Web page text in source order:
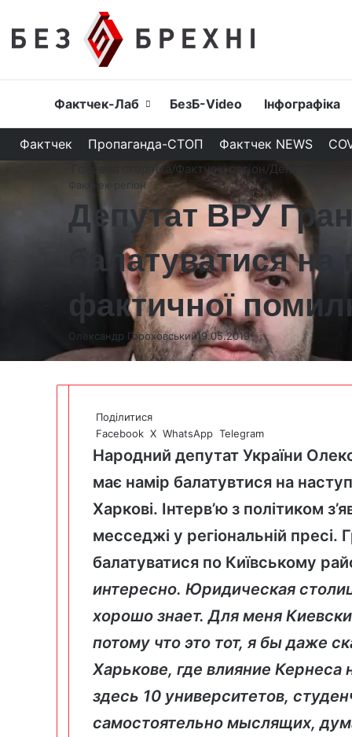
Головна
Фактчек-Лаб БезБ-Video Інфографіка
Фактчек Пропаганда-СТОП Фактчек NEWS
Головна сторінка/Фактчек-регіон/Депутат ВРУ
Фактчек-регіон
Депутат ВРУ
балатуватися на
фактичної
Олександр Гороховський19.05.2019
Поділитися
Facebook X WhatsApp Telegram
Народний депутат України
має намір балатувтися на
Харкові. Інтерв’ю з політиком
месседжі у регіональній пресі.
балатуватися по Київському
интересно. Юридическая
хорошо знает. Для меня
потому что это тот, я бы даже
Харькове, где влияние
здесь 10 университетов,
самостоятельно мыслящих,